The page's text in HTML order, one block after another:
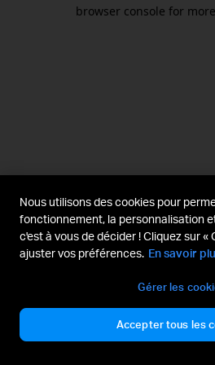
browser console for
Nous utilisons des cookies pour
fonctionnement, la personnalisation
c'est à vous de décider ! Cliquez sur «
ajuster vos préférences. En savoir
Gérer les
Accepter tous les